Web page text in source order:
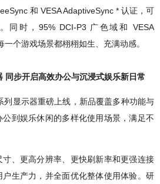
和 VESA AdaptiveSync * 认证，可
同时，95% DCI-P3 广色域和 VESA
个游戏场景都栩栩如生、充满动感。
步开启高效办公与沉浸式娱乐新日常
列显示器重磅上线，新品覆盖多种功能与
到娱乐休闲的多样化使用场景，满足不
、更高分辨率、更快刷新率和更强连接
生产力，并全面优化整体使用体验。研